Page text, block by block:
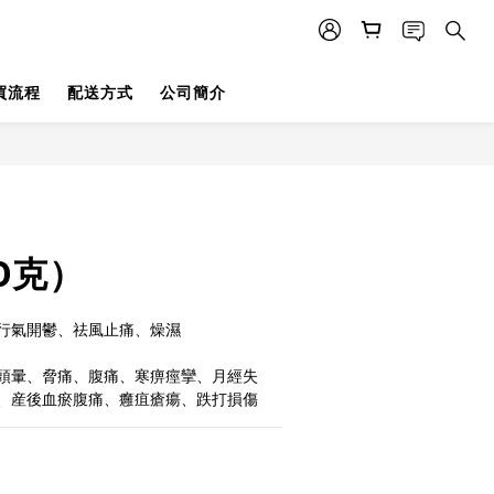
流程 配送方式 公司簡介
）
氣開鬱、祛風止痛、燥濕
暈、脅痛、腹痛、寒痹痙攣、月經失
産後血瘀腹痛、癰疽瘡瘍、跌打損傷